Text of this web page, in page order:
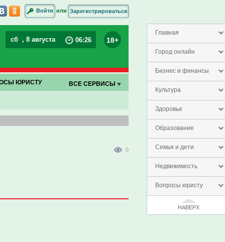
Главная
Город онлайн
Бизнес и финансы
Культура
Здоровье
Образование
Семья и дети
Недвижимость
Вопросы юристу
НАВЕРХ
Войти или Зарегистрироваться
сб , 8 августа 06:26 18+
ЮРИСТУ ВСЕ СЕРВИСЫ
0